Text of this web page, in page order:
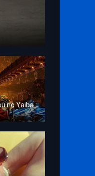
Guardianes de la noche: Kimetsu no Yaiba La fortaleza infinita